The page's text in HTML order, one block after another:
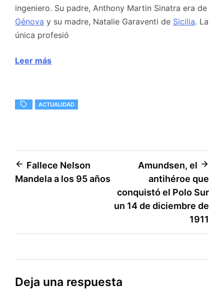
ingeniero. Su padre, Anthony Martin Sinatra era de
Génova y su madre, Natalie Garaventi de Sicilia. La
única profesió
Leer más
ACTUALIDAD
Navegación
de
Fallece Nelson
Mandela a los 95 años
Amundsen, el
antihéroe que
conquistó el Polo Sur
un 14 de diciembre de
1911
Deja una respuesta